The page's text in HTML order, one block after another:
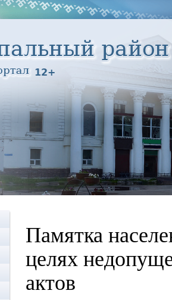
Памятка
целях
актов